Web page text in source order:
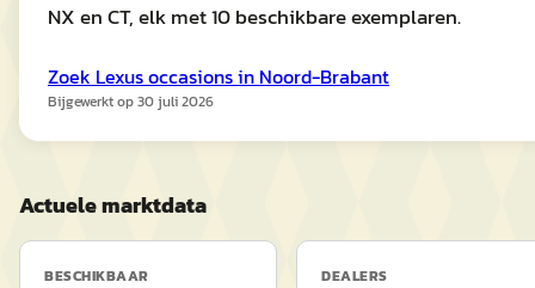
NX en CT, elk met 10 beschikbare exemplaren.
Zoek Lexusoccasions in Noord-Brabant
Bijgewerkt op30 juli 2026
Actuele marktdata
BESCHIKBAAR DEALERS